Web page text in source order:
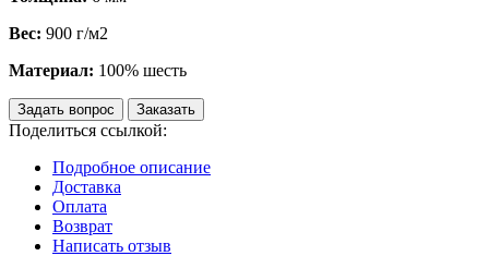
Вес: 900 г/м2
Материал: 100% шесть
Задать вопрос Заказать
Поделиться ссылкой:
Подробное описание
Доставка
Оплата
Возврат
Написать отзыв